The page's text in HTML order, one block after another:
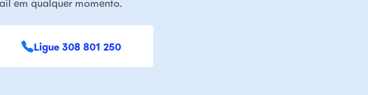
Ligue 308 801 250